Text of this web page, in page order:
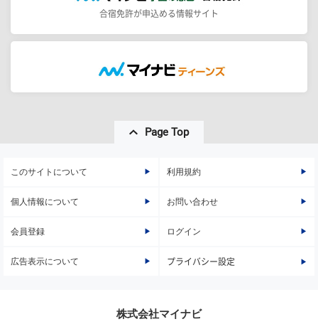
合宿免許が申込める情報サイト
Page Top
このサイトについて 利用規約
個人情報について お問い合わせ
会員登録 ログイン
広告表示について プライバシー設定
株式会社マイナビ